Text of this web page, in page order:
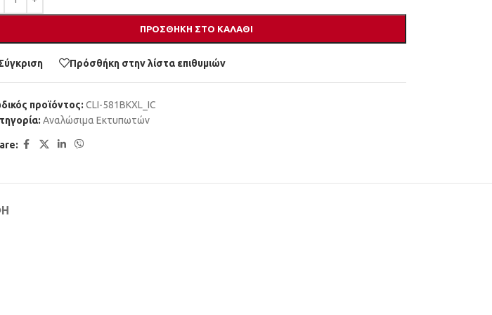
ΠΡΟΣΘΉΚΗ ΣΤΟ ΚΑΛΆΘΙ
Πρόσθήκη στην λίστα επιθυμιών
προϊόντος: CLI-581BKXL_IC
Αναλώσιμα Εκτυπωτών